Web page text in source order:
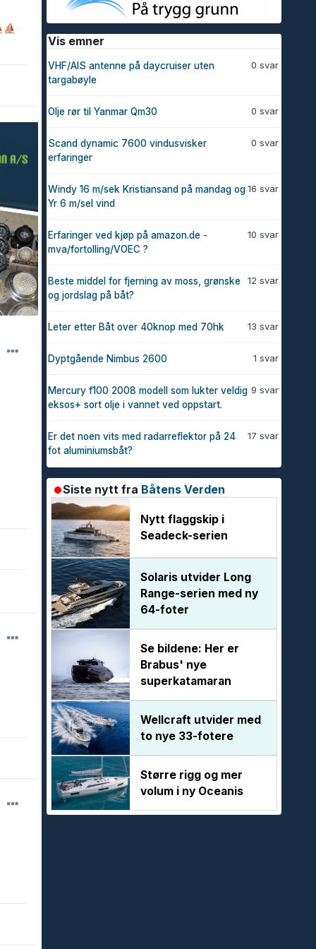
⛵
Vis emner
0 svar
VHF/AIS antenne på daycruiser uten
targabøyle
0 svar
Olje rør til Yanmar Qm30
0 svar
Scand dynamic 7600 vindusvisker
erfaringer
16 svar
Windy 16 m/sek Kristiansand på mandag og
Yr 6 m/sel vind
10 svar
Erfaringer ved kjøp på amazon.de -
mva/fortolling/VOEC ?
12 svar
Beste middel for fjerning av moss, grønske
og jordslag på båt?
13 svar
Leter etter Båt over 40knop med 70hk
1 svar
Dyptgående Nimbus 2600
9 svar
Mercury f100 2008 modell som lukter veldig
eksos+ sort olje i vannet ved oppstart.
17 svar
Er det noen vits med radarreflektor på 24
fot aluminiumsbåt?
Siste nytt fra Båtens Verden
Nytt flaggskip i
Seadeck-serien
Solaris utvider Long
Range-serien med ny
64-foter
Se bildene: Her er
Brabus' nye
superkatamaran
Wellcraft utvider med
to nye 33-fotere
Større rigg og mer
volum i ny Oceanis